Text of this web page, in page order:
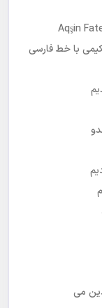
Aqşin
کیمی با خط فارسی
می